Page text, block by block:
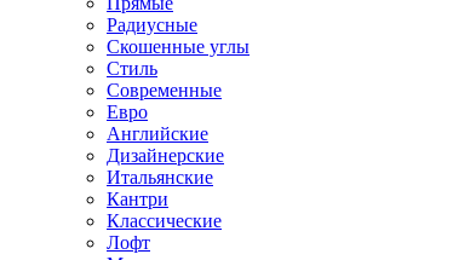
Радиусные
Скошенные углы
Стиль
Современные
Евро
Английские
Дизайнерские
Итальянские
Кантри
Классические
Лофт